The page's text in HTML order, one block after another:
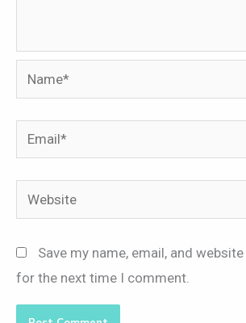
Name*
Email*
Website
Save my name, email, and
for the next time I comment.